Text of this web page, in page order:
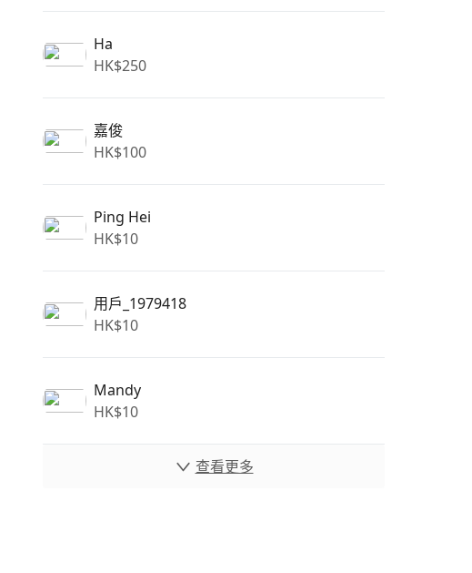
Ha
HK$250
嘉俊
HK$100
Ping Hei
HK$10
用戶_1979418
HK$10
Mandy
HK$10
查看更多